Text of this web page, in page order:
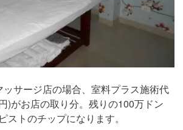
サージ店の場合、室料プラス施術代
)がお店の取り分。残りの100万ドン
ストのチップになります。